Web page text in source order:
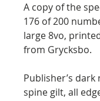
A copy of the
176 of 200
large 8vo,
from Grycksbo.
Publisher’s
spine gilt, all